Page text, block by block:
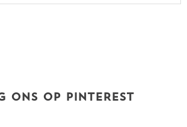
ONS OP PINTEREST